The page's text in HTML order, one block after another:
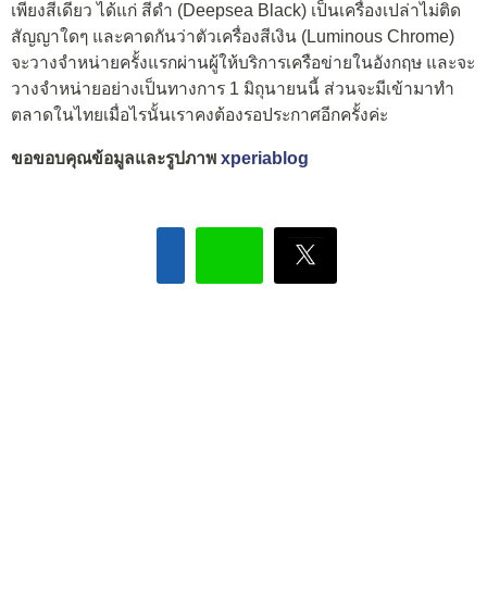
เพียงสีเดียว ได้แก่ สีดำ (Deepsea Black) เป็นเครื่องเปล่าไม่ติด
สัญญาใดๆ และคาดกันว่าตัวเครื่องสีเงิน (Luminous Chrome)
จะวางจำหน่ายครั้งแรกผ่านผู้ให้บริการเครือข่ายในอังกฤษ และจะ
วางจำหน่ายอย่างเป็นทางการ 1 มิถุนายนนี้ ส่วนจะมีเข้ามาทำ
ตลาดในไทยเมื่อไรนั้นเราคงต้องรอประกาศอีกครั้งค่ะ
ขอขอบคุณข้อมูลและรูปภาพ xperiablog